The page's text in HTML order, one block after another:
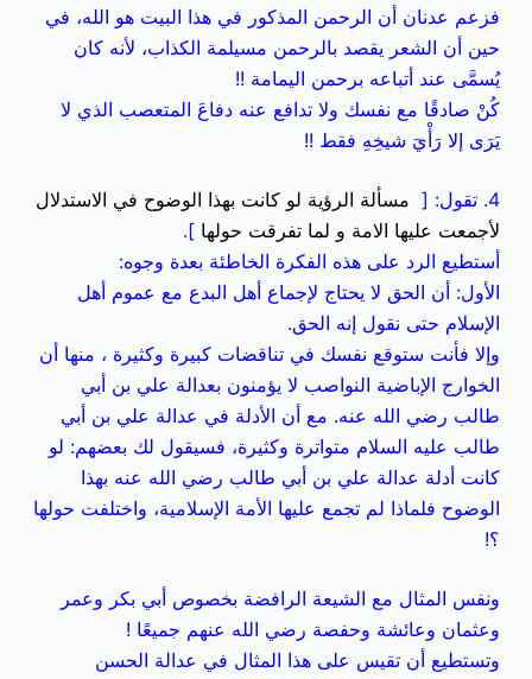
فزعم عدنان أن الرحمن المذكور في هذا البيت هو الله، في
حين أن الشعر يقصد بالرحمن مسيلمة الكذاب، لأنه كان
يُسمَّى عند أتباعه برحمن اليمامة !!
كُنْ صادقًا مع نفسك ولا تدافع عنه دفاعَ المتعصب الذي لا
يَرَى إلا رَأْيَ شيخِهِ فقط !!
4. تقول: [
مسألة الرؤية لو كانت بهذا الوضوح في الاستدلال
لأجمعت عليها الامة و لما تفرقت حولها ].
أستطيع الرد على هذه الفكرة الخاطئة بعدة وجوه:
الأول: أن الحق لا يحتاج لإجماع أهل البدع مع عموم أهل
الإسلام حتى نقول إنه الحق.
وإلا فأنت ستوقع نفسك في تناقضات كبيرة وكثيرة ، منها أن
الخوارج الإباضية النواصب لا يؤمنون بعدالة علي بن أبي
طالب رضي الله عنه. مع أن الأدلة في عدالة علي بن أبي
طالب عليه السلام متواترة وكثيرة، فسيقول لك بعضهم: لو
كانت أدلة عدالة علي بن أبي طالب رضي الله عنه بهذا
الوضوح فلماذا لم تجمع عليها الأمة الإسلامية، واختلفت حولها
؟!
ونفس المثال مع الشيعة الرافضة بخصوص أبي بكر وعمر
وعثمان وعائشة وحفصة رضي الله عنهم جميعًا !
وتستطيع أن تقيس على هذا المثال في عدالة الحسن